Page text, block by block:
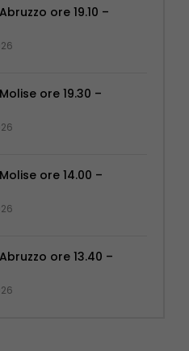
ore 19.10 –
ore 19.30 –
ore 14.00 –
ore 13.40 –